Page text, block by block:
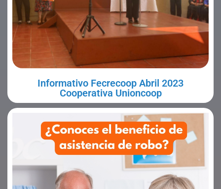
Informativo Fecrecoop Abril 2023
Cooperativa Unioncoop